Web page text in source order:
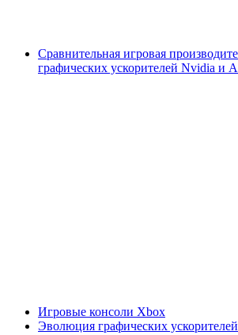
Сравнительная игровая
графических ускорителей Nvidia и
Игровые консоли Xbox
Эволюция графических